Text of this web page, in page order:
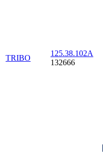
TRIBO
125.38.102А
132666